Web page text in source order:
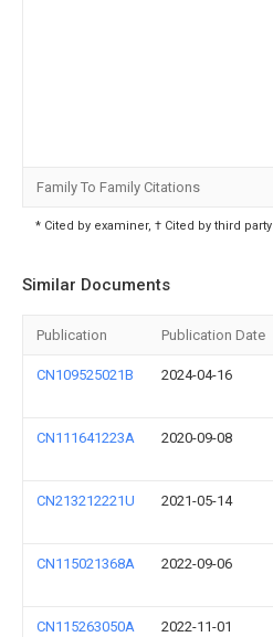
Family To Family Citations
* Cited by examiner, † Cited by third party
Similar Documents
Publication Publication Date
CN109525021B 2024-04-16
CN111641223A 2020-09-08
CN213212221U 2021-05-14
CN115021368A 2022-09-06
CN115263050A 2022-11-01